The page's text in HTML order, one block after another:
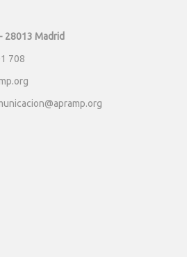
28013 Madrid
708